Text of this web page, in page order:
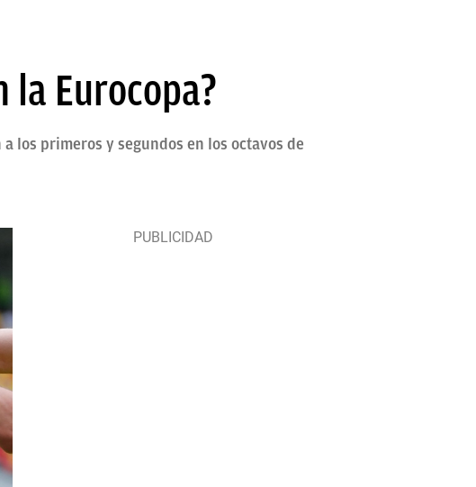
la Eurocopa?
los primeros y segundos en los octavos de